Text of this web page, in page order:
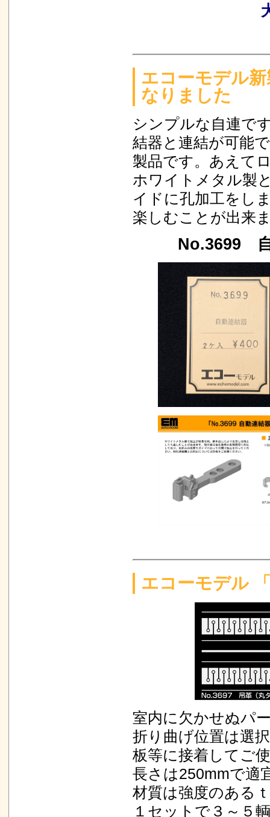
エコーモデル
なりました
シンプルな自連で
結器と連結が可能
製品です。あえて
ホワイトメタル製
イドに孔加工をし
楽しむことが出来
No.3699
エコーモデル
室内に欠かせぬパ
折り曲げ位置は選
板等に接着してご
長さは250mmで適
材質は強度のある
１セットで３～５